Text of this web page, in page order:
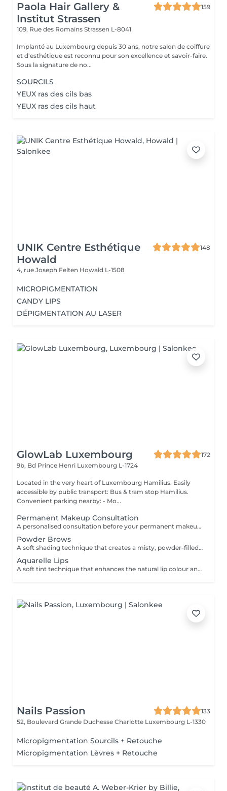
Paola Hair Gallery &
Institut Strassen
159
109, Rue des Romains Strassen L-8041
Implanté au Luxembourg depuis 30 ans, notre salon de coiffure
et d'esthétique est reconnu pour son excellence et savoir-faire.
Sous la signature de no...
SOURCILS
YEUX ras des cils bas
YEUX ras des cils haut
UNIK Centre Esthétique
Howald
148
4, rue Joseph Felten Howald L-1508
MICROPIGMENTATION
CANDY LIPS
DÉPIGMENTATION AU LASER
GlowLab Luxembourg
172
9b, Bd Prince Henri Luxembourg L-1724
Located in the very heart of Luxembourg Hamilius. Easily
accessible by public transport: Bus & tram stop Hamilius.
Convenient parking nearby: - Mo...
Permanent Makeup Consultation
A personalised consultation before your permanent makeup procedure, focused on creating a precise and natural result tailored to your features. We assess facial proportions, skin type, and desired outcome, and define the ideal shape and pigment to ensure a refined, balanced look. WHAT IS INCLUDED: - Face analysis and aesthetic assessment - Shape design and correction - Pigment selection - Procedure and healing guidance IMPORTANT: Complimentary consultation. Can be performed on the same day as the procedure.
Powder Brows
A soft shading technique that creates a misty, powder-filled effect, similar to lightly filled-in brows. Enhances shape, adds density, and delivers a clean, well-defined yet natural look. DURATION & MAINTENANCE: - Results last approximately 1-2 years, depending on skin type and lifestyle - A Touch-Up Session is required after 4-6 weeks to refine the shape and colour - Annual refresh is recommended to maintain optimal results BENEFITS: - Soft, natural definition - Fuller-looking brows - Long-lasting result - Low-maintenance routine INDICATIONS: - Sparse or uneven brows - Lack of definition - Desire for a soft makeup effect CONTRAINDICATIONS: - Pregnancy and breastfeeding - Active skin conditions - Open wounds in the area - Blood clotting disorders POST-CARE: - Avoid water and sweating for several days - Do not touch or pick the area - Apply recommended healing products - Avoid sun exposure during healing.
Aquarelle Lips
A soft tint technique that enhances the natural lip colour and shape with a sheer, translucent finish. Creates a fresh, hydrated, and naturally defined look. DURATION & MAINTENANCE: - Results last approximately 2-3 years - A Touch-Up Session is required after 4-6 weeks - Annual refresh is recommended BENEFITS: - Natural colour enhancement - Improved lip symmetry - Fresh, hydrated appearance - Long-lasting result INDICATIONS: - Pale or uneven lip colour - Lack of definition - Desire for natural enhancement CONTRAINDICATIONS: - Active herpes or infections - Pregnancy and breastfeeding - Irritation or damaged skin PRE-TREATMENT RECOMMENDATIONS: - It is recommended to take antiviral medication for 3 days prior to the procedure if prone to cold sores (herpes) - Avoid alcohol and blood-thinning medications 24-48 hours before treatment - Avoid lip irritation or aggressive treatments before the session POST-CARE: - Keep lips moisturised - Avoid spicy and hot foods - Do not peel the skin - Use SPF after healing
Nails Passion
133
52, Boulevard Grande Duchesse Charlotte Luxembourg L-1330
Micropigmentation Sourcils + Retouche
Micropigmentation Lèvres + Retouche